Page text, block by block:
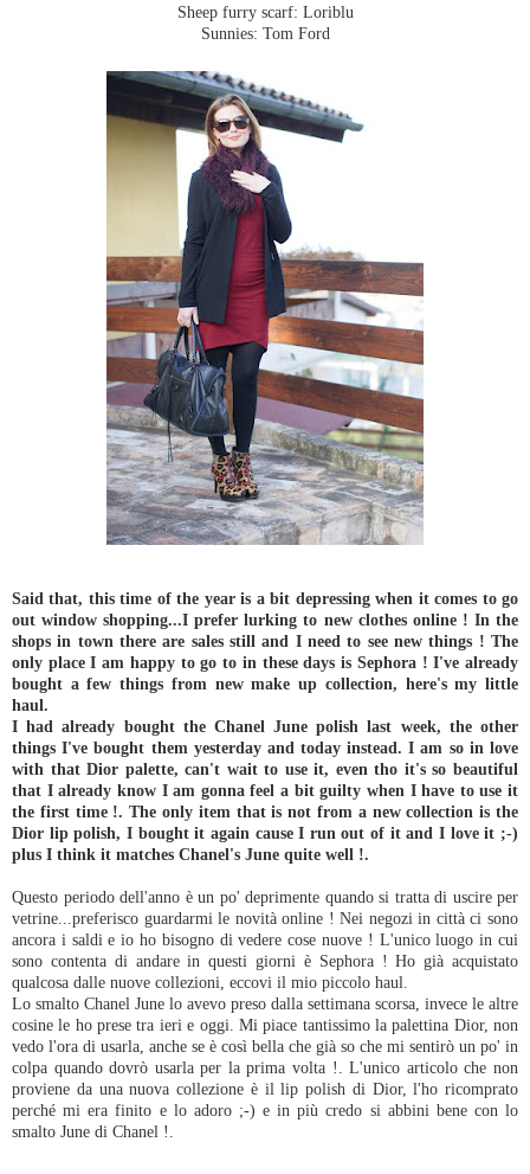
Sheep furry scarf: Loriblu
Sunnies: Tom Ford
Said that, this time of the year is a bit depressing when it comes to go
out window shopping...I prefer lurking to new clothes online ! In the
shops in town there are sales still and I need to see new things ! The
only place I am happy to go to in these days is Sephora ! I've already
bought a few things from new make up collection, here's my little
haul.
I had already bought the Chanel June polish last week, the other
things I've bought them yesterday and today instead. I am so in love
with that Dior palette, can't wait to use it, even tho it's so beautiful
that I already know I am gonna feel a bit guilty when I have to use it
the first time !. The only item that is not from a new collection is the
Dior lip polish, I bought it again cause I run out of it and I love it ;-)
plus I think it matches Chanel's June quite well !.
Questo periodo dell'anno è un po' deprimente quando si tratta di uscire per
vetrine...preferisco guardarmi le novità online ! Nei negozi in città ci sono
ancora i saldi e io ho bisogno di vedere cose nuove ! L'unico luogo in cui
sono contenta di andare in questi giorni è Sephora ! Ho già acquistato
qualcosa dalle nuove collezioni, eccovi il mio piccolo haul.
Lo smalto Chanel June lo avevo preso dalla settimana scorsa, invece le altre
cosine le ho prese tra ieri e oggi. Mi piace tantissimo la palettina Dior, non
vedo l'ora di usarla, anche se è così bella che già so che mi sentirò un po' in
colpa quando dovrò usarla per la prima volta !. L'unico articolo che non
proviene da una nuova collezione è il lip polish di Dior, l'ho ricomprato
perché mi era finito e lo adoro ;-) e in più credo si abbini bene con lo
smalto June di Chanel !.